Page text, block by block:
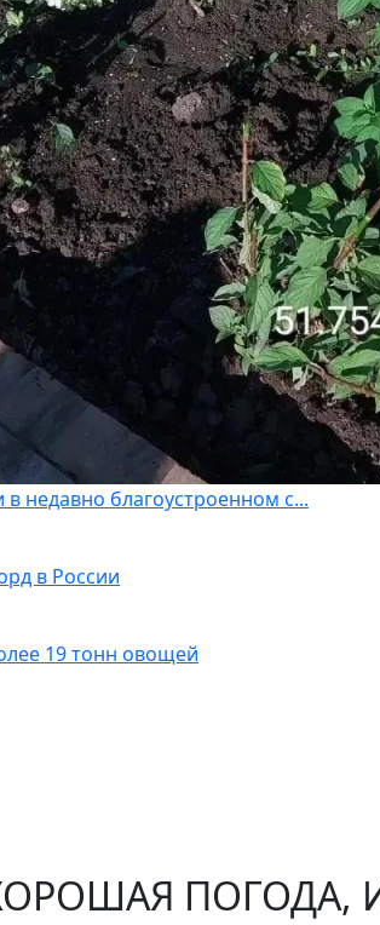
недавно благоустроенном с...
в России
19 тонн овощей
ПОГОДА,